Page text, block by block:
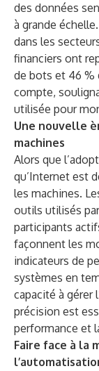
des données
à grande
dans les
financiers ont
de bots et 46 %
compte,
utilisée pour
Une nouvelle
machines
Alors que
qu’Internet est
les machines.
outils utilisés
participants
façonnent les
indicateurs de
systèmes en
capacité à gérer
précision est
performance et
Faire face à la